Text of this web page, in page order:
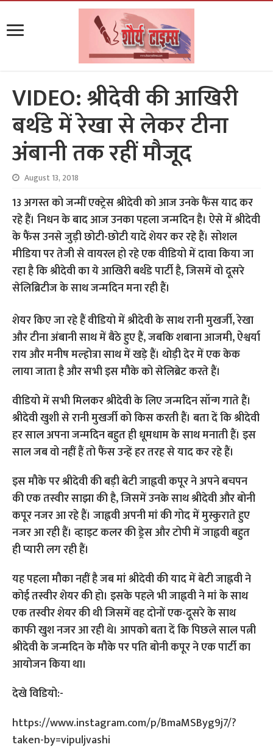
VIDEO: श्रीदेवी की आखिरी
बर्थडे में रेखा से लेकर टीना
अंबानी तक रहीं मौजूद
August 13, 2018
13 अगस्त को जन्मीं एक्ट्रेस श्रीदेवी को आज उनके फैंस याद कर
रहे हैं। निधन के बाद आज उनका पहला जन्मदिन है। ऐसे में श्रीदेवी
के फैंस उनसे जुड़ी छोटी-छोटी यादें शेयर कर रहे हैं। सोशल
मीडिया पर तेजी से वायरल हो रहे एक वीडियो में दावा किया जा
रहा है कि श्रीदेवी का ये आखिरी बर्थडे पार्टी है, जिसमें वो दूसरे
सेलिब्रिटीज के साथ जन्मदिन मना रही हैं।
शेयर किए जा रहे हैं वीडियो में श्रीदेवी के साथ रानी मुखर्जी, रेखा
और टीना अंबानी साथ में बैठे हुए हैं, जबकि शबाना आजमी, ऐश्वर्या
राय और मनीष मल्होत्रा साथ में खड़े हैं। थोड़ी देर में एक केक
लाया जाता है और सभी इस मौके को सेलिब्रेट करते हैं।
वीडियो में सभी मिलकर श्रीदेवी के लिए जन्मदिन सॉन्ग गाते हैं।
श्रीदेवी खुशी से रानी मुखर्जी को किस करती हैं। बता दें कि श्रीदेवी
हर साल अपना जन्मदिन बहुत ही धूमधाम के साथ मनाती हैं। इस
साल जब वो नहीं हैं तो फैंस उन्हें हर तरह से याद कर रहे हैं।
इस मौके पर श्रीदेवी की बड़ी बेटी जाह्नवी कपूर ने अपने बचपन
की एक तस्वीर साझा की है, जिसमें उनके साथ श्रीदेवी और बोनी
कपूर नजर आ रहे हैं। जाह्नवी अपनी मां की गोद में मुस्कुराते हुए
नजर आ रही हैं। व्हाइट कलर की ड्रेस और टोपी में जाह्नवी बहुत
ही प्यारी लग रही हैं।
यह पहला मौका नहीं है जब मां श्रीदेवी की याद में बेटी जाह्नवी ने
कोई तस्वीर शेयर की हो। इसके पहले भी जाह्नवी ने मां के साथ
एक तस्वीर शेयर की थी जिसमें वह दोनों एक-दूसरे के साथ
काफी खुश नजर आ रही थे। आपको बता दें कि पिछले साल पत्नी
श्रीदेवी के जन्मदिन के मौके पर पति बोनी कपूर ने एक पार्टी का
आयोजन किया था।
देखे विडियो:-
https://www.instagram.com/p/BmaMSByg9j7/?
taken-by=vipuljvashi